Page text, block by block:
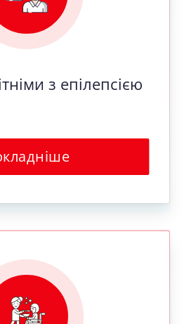
з епілепсією